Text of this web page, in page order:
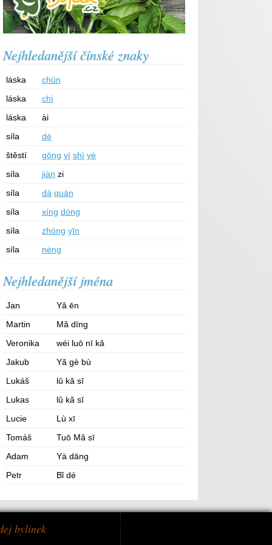
Nejhledanější čínské znaky
láska
chūn
láska
chì
láska
ài
síla
dé
štěstí
gōng yí shì yè
síla
jiàn zi
síla
dà quán
síla
xíng dòng
síla
zhòng yīn
síla
néng
Nejhledanější jména
Jan
Yǎ ēn
Martin
Mǎ dīng
Veronika
wéi luō nī kǎ
Jakub
Yǎ gè bù
Lukáš
lǔ kǎ sī
Lukas
lǔ kǎ sī
Lucie
Lù xī
Tomáš
Tuō Mǎ sī
Adam
Yà dāng
Petr
Bǐ dé
bylinek